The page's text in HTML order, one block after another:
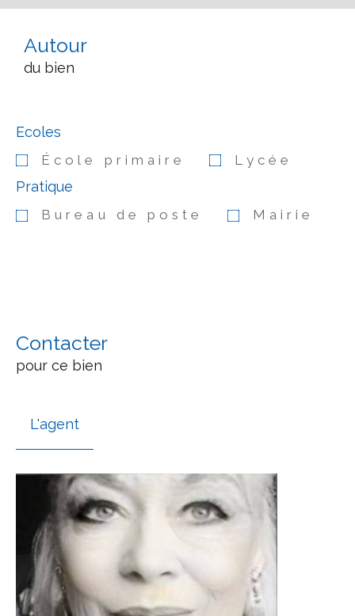
Autour
du bien
Ecoles
École primaire Lycée
Pratique
Bureau de poste Mairie
Contacter
pour ce bien
L'agent